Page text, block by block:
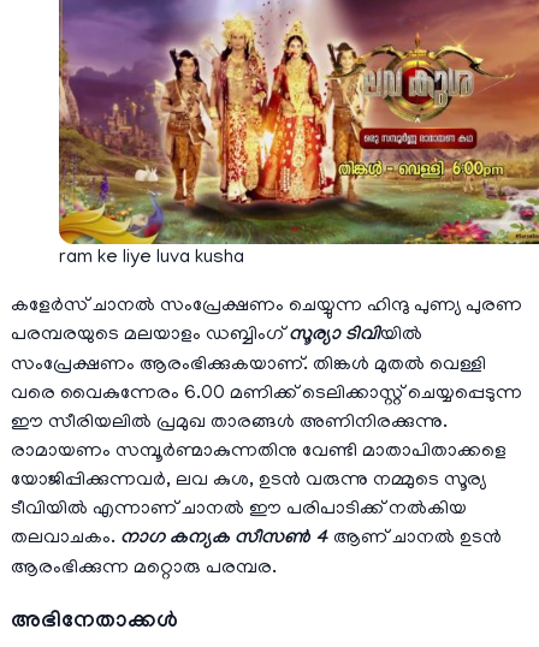
ram ke liye luva kusha
കളേര്‍സ് ചാനല്‍ സംപ്രേക്ഷണം ചെയ്യുന്ന ഹിന്ദു പുണ്യ പുരണ
പരമ്പരയുടെ മലയാളം ഡബ്ബിംഗ്സൂര്യാ ടിവിയില്‍
സംപ്രേക്ഷണം ആരംഭിക്കുകയാണ്. തിങ്കള്‍ മുതല്‍ വെള്ളി
വരെ വൈകുന്നേരം 6.00 മണിക്ക് ടെലിക്കാസ്റ്റ് ചെയ്യപ്പെടുന്ന
ഈ സീരിയലില്‍ പ്രമുഖ താരങ്ങള്‍ അണിനിരക്കുന്നു.
രാമായണം സമ്പൂര്‍ണ്മാകുന്നതിനു വേണ്ടി മാതാപിതാക്കളെ
യോജിപ്പിക്കുന്നവർ, ലവ കുശ, ഉടൻ വരുന്നു നമ്മുടെ സൂര്യ
ടീവിയിൽ എന്നാണ് ചാനല്‍ ഈ പരിപാടിക്ക് നല്‍കിയ
തലവാചകം. നാഗ കന്യക സീസണ്‍ 4 ആണ് ചാനല്‍ ഉടന്‍
ആരംഭിക്കുന്ന മറ്റൊരു പരമ്പര.
അഭിനേതാക്കള്‍